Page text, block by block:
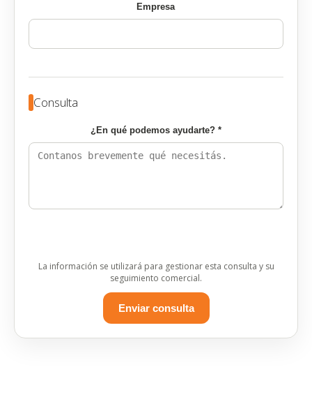
Empresa
Consulta
¿En qué podemos ayudarte? *
La información se utilizará para gestionar esta consulta y su
seguimiento comercial.
Enviar consulta